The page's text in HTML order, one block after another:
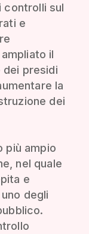
controlli sul
e
il
dei presidi
la
dei
più ampio
nel quale
e
degli